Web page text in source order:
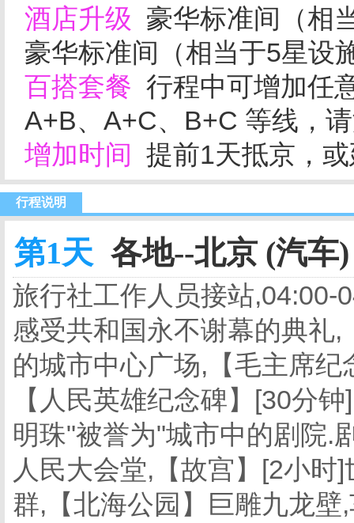
酒店升级 豪华标准间（相
豪华标准间（相当于5星设
百搭套餐 行程中可增加任
A+B、A+C、B+C 等线，
增加时间 提前1天抵京，
行程说明
第1天 各地--北京 (汽车)
旅行社工作人员接站,04:00-
感受共和国永不谢幕的典礼
的城市中心广场,【毛主席
【人民英雄纪念碑】[30分
明珠"被誉为"城市中的剧院.
人民大会堂,【故宫】[2小时
群,【北海公园】巨雕九龙